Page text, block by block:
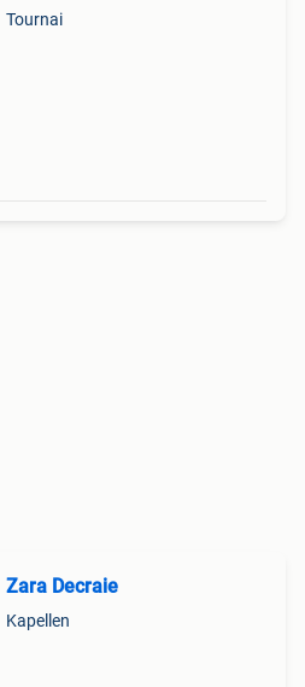
Tournai
Zara Decraie
Kapellen